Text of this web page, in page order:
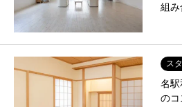
組み
ス
名駅
のコ